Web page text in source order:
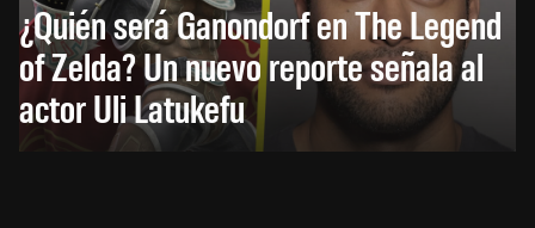
¿Quién será Ganondorf en The Legend
of Zelda? Un nuevo reporte señala al
actor Uli Latukefu